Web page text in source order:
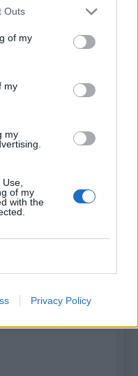
Outs
of my
my
my
of my
with the
Privacy Policy
veľkosť nie je
Ako skrotiť silu a
vyjdú zbytočne